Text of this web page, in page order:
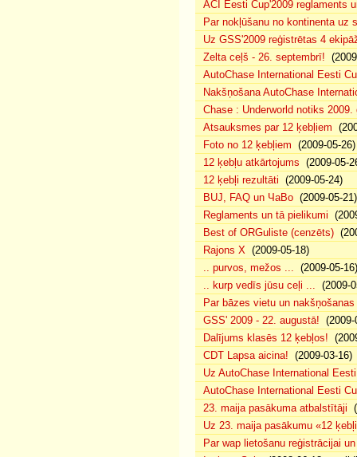
ACI Eesti Cup'2009 reglaments
Par nokļūšanu no kontinenta uz
Uz GSS'2009 reģistrētas 4
Zelta ceļš - 26. septembrī!
AutoChase International Eesti
Nakšņošana AutoChase
Chase : Underworld notiks 2009.
Atsauksmes par 12 ķebļiem
Foto no 12 ķebļiem (2009-05-26)
12 ķebļu atkārtojums (2009-05-
12 ķebļi rezultāti (2009-05-24)
BUJ, FAQ un ЧаВо (2009-05-21)
Reglaments un tā pielikumi
Best of ORGuliste (cenzēts)
Rajons X (2009-05-18)
.. purvos, mežos ... (2009-05-16)
.. kurp vedīs jūsu ceļi ... (2009-
Par bāzes vietu un
GSS' 2009 - 22. augustā! (2009-
Dalījums klasēs 12 ķebļos!
CDT Lapsa aicina! (2009-03-16)
Uz AutoChase International
AutoChase International Eesti
23. maija pasākuma atbalstītāji
Uz 23. maija pasākumu «12
Par wap lietošanu reģistrācijai